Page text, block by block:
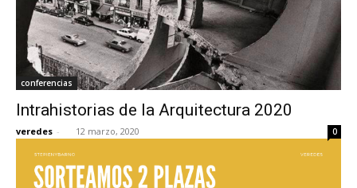
conferencias
Intrahistorias de la Arquitectura 2020
veredes - 12 marzo, 2020 0